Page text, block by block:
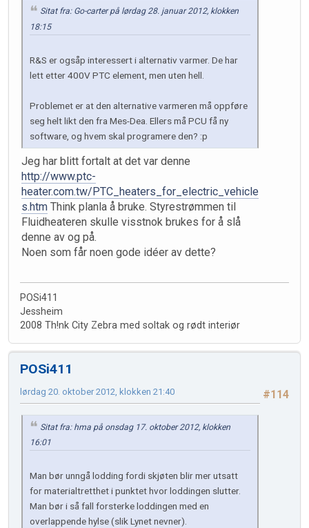
Sitat fra: Go-carter på lørdag 28. januar 2012, klokken
18:15
R&S er ogsåp interessert i alternativ varmer. De har
lett etter 400V PTC element, men uten hell.
Problemet er at den alternative varmeren må oppføre
seg helt likt den fra Mes-Dea. Ellers må PCU få ny
software, og hvem skal programere den? :p
Jeg har blitt fortalt at det var denne
http://www.ptc-
heater.com.tw/PTC_heaters_for_electric_vehicle
s.htm Think planla å bruke. Styrestrømmen til
Fluidheateren skulle visstnok brukes for å slå
denne av og på.
Noen som får noen gode idéer av dette?
POSi411
Jessheim
2008 Th!nk City Zebra med soltak og rødt interiør
POSi411
#114
lørdag 20. oktober 2012, klokken 21:40
Sitat fra: hma på onsdag 17. oktober 2012, klokken
16:01
Man bør unngå lodding fordi skjøten blir mer utsatt
for materialtretthet i punktet hvor loddingen slutter.
Man bør i så fall forsterke loddingen med en
overlappende hylse (slik Lynet nevner).